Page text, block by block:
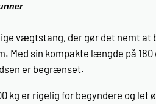
vægtstang, der gør det nemt
Med sin kompakte længde på
er begrænset.
kg er rigelig for begyndere og